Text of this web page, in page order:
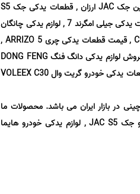
JAC , فروش قطعات یدکی جک J3 , لوازم یدکی چینی جک J5 , لوازم یدکی ماشین جک JAC ارزان , قطعات یدکی جک S5
ارزان , پخش لوازم یدکی خودرو جیلی GEELY , فروش لوازم یدکی جیلی RV7 , قطعات یدکی جیلی امگرند 7 , لوازم یدکی چانگان
CHANGAN , قطعات یدکی چانگان CS35 , فروش لوازم یدکی اتومبیل چری CHERY , قیمت قطعات یدکی چری ARRIZO 5 ,
لوازم یدکی چینی چری THGGO 5 ارزان , قطعات یدکی CHERY THGGO 7 ارزان , فروش لوازم یدکی دانگ فنگ DONG FENG
, قطعات یدکی دانگ فنگ H30 CROSS , لوازم یدکی گریت وال GREAT WALL , قطعات یدکی خودرو گریت وال VOLEEX C30
در بازار ایران می باشد. محصولات ما
شامل لوازم یدکی LIFAN 620 , آینه بغل چپ جک S5 , فروشگاه سپر جلو خودرو جک JAC S5 , لوازم یدکی خودرو هایما